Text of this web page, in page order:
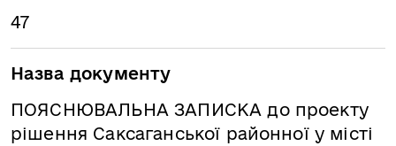
47
Назва документу
ПОЯСНЮВАЛЬНА ЗАПИСКА до проекту
рішення Саксаганської районної у місті